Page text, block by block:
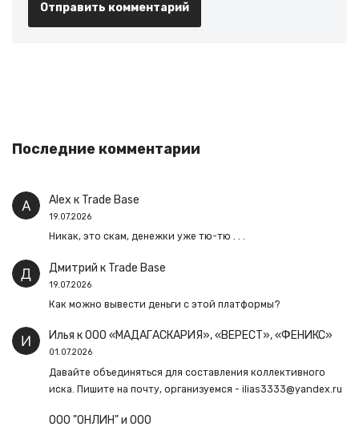
Последние комментарии
Alex к Trade Base
19.07.2026
Никак, это скам, денежки уже тю-тю . . .
Дмитрий к Trade Base
19.07.2026
Как можно вывести деньги с этой платформы?
Илья кООО «МАДАГАСКАРИЯ», «ВЕРЕСТ», «ФЕНИКС»
01.07.2026
Давайте объединяться для составления коллективного
иска. Пишите на почту, организуемся - ilias3333@yandex.ru
ООО "ОНЛИН" и ООО